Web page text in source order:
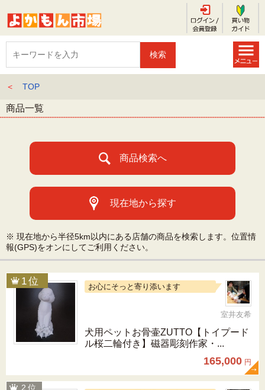
＜ TOP
商品一覧
商品検索へ
現在地から探す
※ 現在地から半径5km以内にある店舗の商品を検索します。位置情
報(GPS)をオンにしてご利用ください。
お心にそっと寄り添います
室井友希
犬用ペットお骨壷ZUTTO【トイプード
ル桜二輪付き】磁器彫刻作家・...
165,000 円